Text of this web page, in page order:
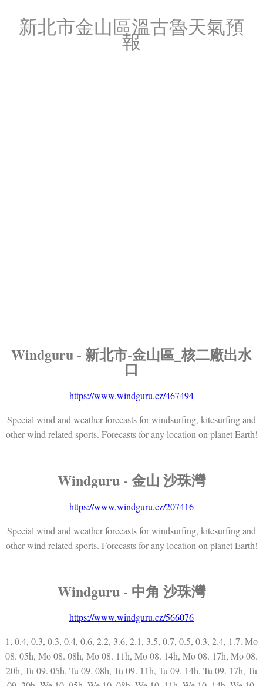
新北市金山區溫古魯天氣預
報
Windguru - 新北市-金山區_核二廠出水
口
https://www.windguru.cz/467494
Special wind and weather forecasts for windsurfing, kitesurfing and
other wind related sports. Forecasts for any location on planet Earth!
Windguru - 金山 沙珠灣
https://www.windguru.cz/207416
Special wind and weather forecasts for windsurfing, kitesurfing and
other wind related sports. Forecasts for any location on planet Earth!
Windguru - 中角 沙珠灣
https://www.windguru.cz/566076
1, 0.4, 0.3, 0.3, 0.4, 0.6, 2.2, 3.6, 2.1, 3.5, 0.7, 0.5, 0.3, 2.4, 1.7. Mo
08. 05h, Mo 08. 08h, Mo 08. 11h, Mo 08. 14h, Mo 08. 17h, Mo 08.
20h, Tu 09. 05h, Tu 09. 08h, Tu 09. 11h, Tu 09. 14h, Tu 09. 17h, Tu